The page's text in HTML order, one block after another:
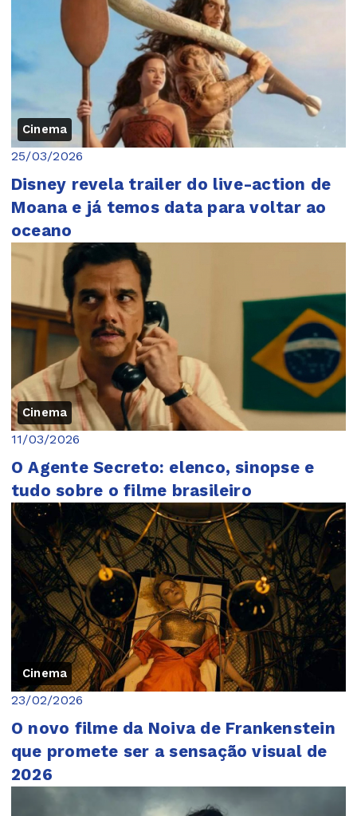
Cinema
25/03/2026
Disney revela trailer do live-action de
Moana e já temos data para voltar ao
oceano
Cinema
11/03/2026
O Agente Secreto: elenco, sinopse e
tudo sobre o filme brasileiro
Cinema
23/02/2026
O novo filme da Noiva de Frankenstein
que promete ser a sensação visual de
2026